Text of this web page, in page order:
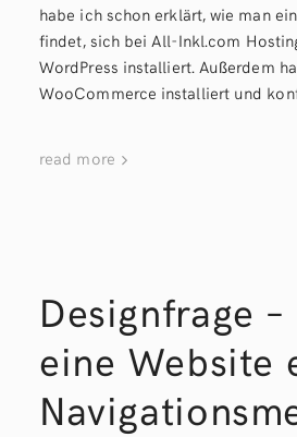
habe ich schon erklärt, wie man
findet, sich bei All-Inkl.com
WordPress installiert. Außerdem
WooCommerce installiert und
read more
Designfrage
eine Website